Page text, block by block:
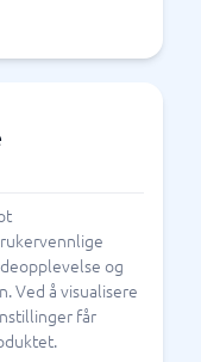
og
Ved å visualisere
får